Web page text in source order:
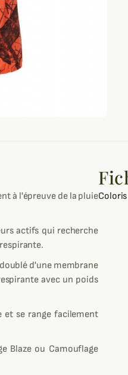
à l'épreuve de la pluie
actifs qui recherche
d'une membrane
avec un poids
et se range facilement
Blaze ou Camouflage
Coloris